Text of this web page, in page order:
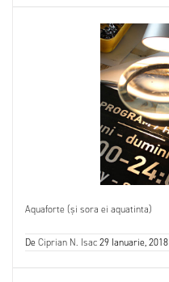
Aquaforte (și sora ei aquatinta)
DeCiprian N. Isac29 Ianuarie, 2018